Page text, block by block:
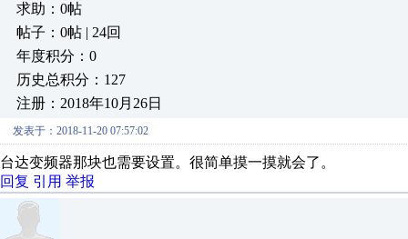
求助：0帖
帖子：0帖 | 24回
年度积分：0
历史总积分：127
注册：2018年10月26日
发表于：2018-11-20 07:57:02
台达变频器那块也需要设置。很简单摸一摸就会了。
回复 引用 举报